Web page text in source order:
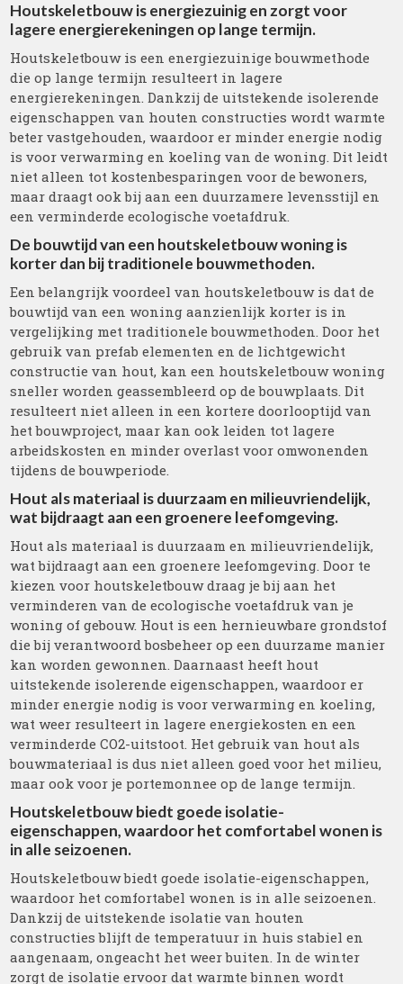
Houtskeletbouw is energiezuinig en zorgt voor
lagere energierekeningen op lange termijn.
Houtskeletbouw is een energiezuinige bouwmethode
die op lange termijn resulteert in lagere
energierekeningen. Dankzij de uitstekende isolerende
eigenschappen van houten constructies wordt warmte
beter vastgehouden, waardoor er minder energie nodig
is voor verwarming en koeling van de woning. Dit leidt
niet alleen tot kostenbesparingen voor de bewoners,
maar draagt ook bij aan een duurzamere levensstijl en
een verminderde ecologische voetafdruk.
De bouwtijd van een houtskeletbouw woning is
korter dan bij traditionele bouwmethoden.
Een belangrijk voordeel van houtskeletbouw is dat de
bouwtijd van een woning aanzienlijk korter is in
vergelijking met traditionele bouwmethoden. Door het
gebruik van prefab elementen en de lichtgewicht
constructie van hout, kan een houtskeletbouw woning
sneller worden geassembleerd op de bouwplaats. Dit
resulteert niet alleen in een kortere doorlooptijd van
het bouwproject, maar kan ook leiden tot lagere
arbeidskosten en minder overlast voor omwonenden
tijdens de bouwperiode.
Hout als materiaal is duurzaam en milieuvriendelijk,
wat bijdraagt aan een groenere leefomgeving.
Hout als materiaal is duurzaam en milieuvriendelijk,
wat bijdraagt aan een groenere leefomgeving. Door te
kiezen voor houtskeletbouw draag je bij aan het
verminderen van de ecologische voetafdruk van je
woning of gebouw. Hout is een hernieuwbare grondstof
die bij verantwoord bosbeheer op een duurzame manier
kan worden gewonnen. Daarnaast heeft hout
uitstekende isolerende eigenschappen, waardoor er
minder energie nodig is voor verwarming en koeling,
wat weer resulteert in lagere energiekosten en een
verminderde CO2-uitstoot. Het gebruik van hout als
bouwmateriaal is dus niet alleen goed voor het milieu,
maar ook voor je portemonnee op de lange termijn.
Houtskeletbouw biedt goede isolatie-
eigenschappen, waardoor het comfortabel wonen is
in alle seizoenen.
Houtskeletbouw biedt goede isolatie-eigenschappen,
waardoor het comfortabel wonen is in alle seizoenen.
Dankzij de uitstekende isolatie van houten
constructies blijft de temperatuur in huis stabiel en
aangenaam, ongeacht het weer buiten. In de winter
zorgt de isolatie ervoor dat warmte binnen wordt